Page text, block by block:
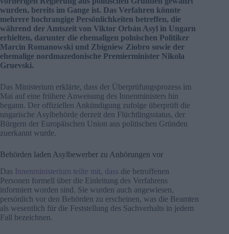
wurden, bereits im Gange ist. Das Verfahren könnte
mehrere hochrangige Persönlichkeiten betreffen, die
während der Amtszeit von Viktor Orbán Asyl in Ungarn
erhielten, darunter die ehemaligen polnischen Politiker
Marcin Romanowski und Zbigniew Ziobro sowie der
ehemalige nordmazedonische Premierminister Nikola
Gruevski.
Das Ministerium erklärte, dass der Überprüfungsprozess im
Mai auf eine frühere Anweisung des Innenministers hin
begann. Der offiziellen Ankündigung zufolge überprüft die
ungarische Asylbehörde derzeit den Flüchtlingsstatus, der
Bürgern der Europäischen Union aus politischen Gründen
zuerkannt wurde.
Behörden laden Asylbewerber zu Anhörungen vor
Das Innenministerium teilte mit, dass die betroffenen
Personen formell über die Einleitung des Verfahrens
informiert worden sind. Sie wurden auch angewiesen,
persönlich vor den Behörden zu erscheinen, was die Beamten
als wesentlich für die Feststellung des Sachverhalts in jedem
Fall bezeichnen.